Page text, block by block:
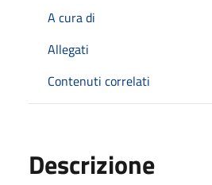
A cura di
Allegati
Contenuti correlati
Descrizione